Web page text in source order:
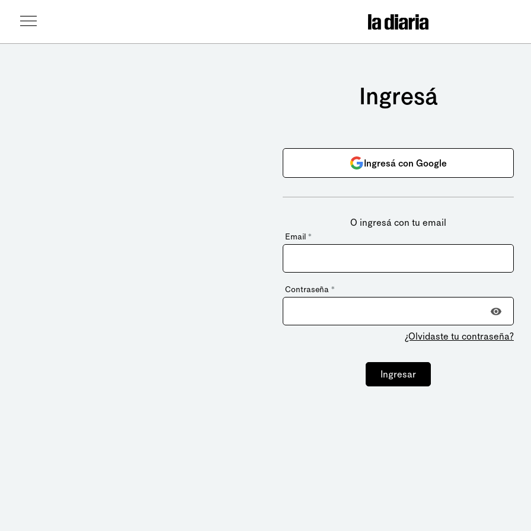
Ingresá
Ingresá con Google
O ingresá con tu email
Email *
Contraseña *
¿Olvidaste tu contraseña?
Ingresar